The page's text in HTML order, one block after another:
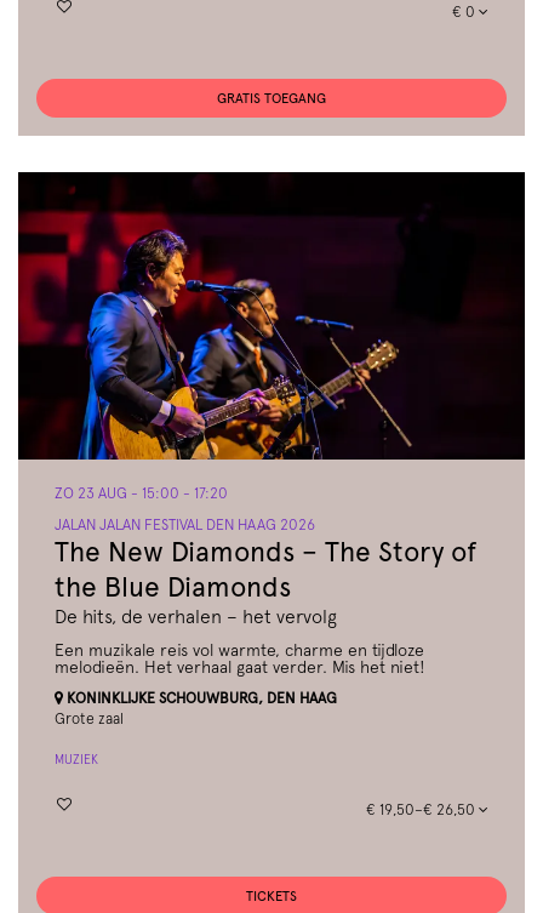
€ 0
GRATIS TOEGANG
The New Diamonds – The Story of
the Blue Diamonds
De hits, de verhalen – het vervolg
JALAN JALAN FESTIVAL DEN HAAG 2026
ZO 23 AUG - 15:00 - 17:20
Een muzikale reis vol warmte, charme en tijdloze
melodieën. Het verhaal gaat verder. Mis het niet!
KONINKLIJKE SCHOUWBURG, DEN HAAG
Grote zaal
MUZIEK
€ 19,50–€ 26,50
TICKETS